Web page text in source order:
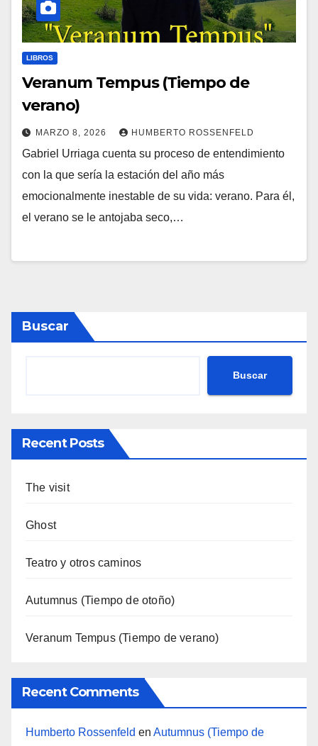
LIBROS
Veranum Tempus (Tiempo de
verano)
MARZO 8, 2026 HUMBERTO ROSSENFELD
Gabriel Urriaga cuenta su proceso de entendimiento
con la que sería la estación del año más
emocionalmente inestable de su vida: verano. Para él,
el verano se le antojaba seco,…
Buscar
Buscar
Recent Posts
The visit
Ghost
Teatro y otros caminos
Autumnus (Tiempo de otoño)
Veranum Tempus (Tiempo de verano)
Recent Comments
Humberto Rossenfeld en Autumnus (Tiempo de